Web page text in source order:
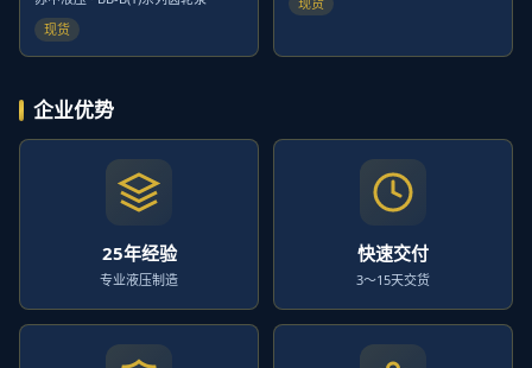
现货
企业优势
25年经验
专业液压制造
快速交付
3～15天交货